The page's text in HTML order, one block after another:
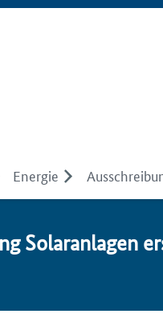
Energie
So­lar­an­la­gen